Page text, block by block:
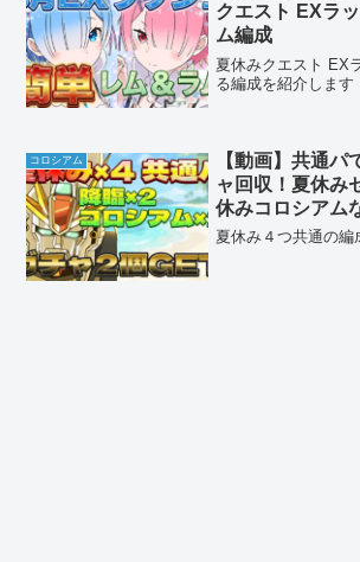
クエスト EXラ
ム編成
夏休みクエスト EX
る編成を紹介します
コロシアム
【動画】共通パ
ャ回収！夏休み
休みコロシアム
のF91周回パ
夏休み４つ共通の編